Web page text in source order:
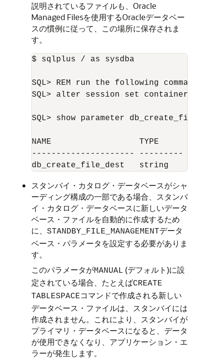
説明されているファイルも、Oracle
Managed Filesを使用するOracleデータベー
スの慣例に従って、この場所に保存されま
す。
$ sqlplus / as sysdba
SQL> REM run the following command if
SQL> alter session set container=
SQL> show parameter
NAME                  TYPE      VALUE
--------------------- ---------
db_create_file_dest   string    /u01/
スタンバイ・カタログ・データベースがシャ
ーディング構成の一部である場合、スタンバ
イ・カタログ・データベースに新しいデータ
ベース・ファイルを自動的に作成するため
に、 STANDBY_FILE_MANAGEMENTデータ
ベース・パラメータを設定する必要がありま
す。
このパラメータがMANUAL (デフォルト)に設
定されている場合、たとえばCREATE
TABLESPACEコマンドで作成される新しい
データベース・ファイルは、スタンバイには
作成されません。これにより、スタンバイが
プライマリ・データベースになると、データ
が使用できなくなり、アプリケーション・エ
ラーが発生します。